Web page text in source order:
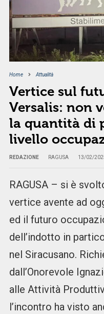
Home Attualità
Vertice sul
Versalis: non
la quantità di
livello
REDAZIONE RAGUSA 13/02/
RAGUSA – si è
vertice avente ad
ed il futuro
dell’indotto in
nel Siracusano.
dall’Onorevole
alle Attività
l’incontro ha visto